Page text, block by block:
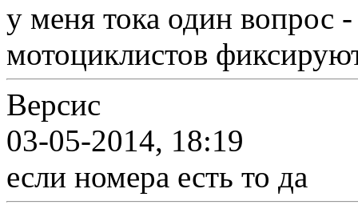
у меня тока один вопрос
мотоциклистов
Версис
03-05-2014, 18:19
если номера есть то да